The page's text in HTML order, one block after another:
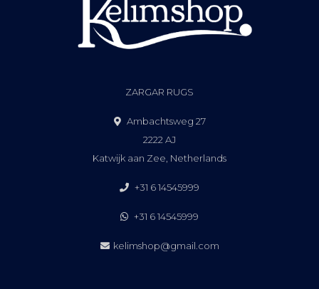
ZARGAR RUGS
Ambachtsweg 27
2222 AJ
Katwijk aan Zee, Netherlands
+31 6 14545999
+31 6 14545999
kelimshop@gmail.com